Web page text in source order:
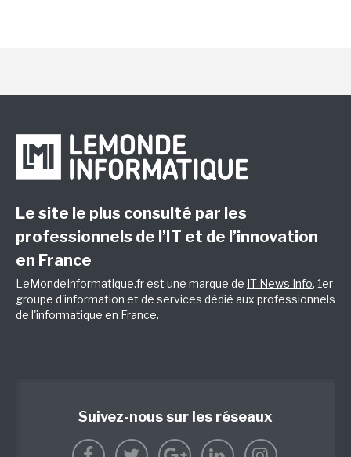
Le site le plus consulté par les
professionnels de l’IT et de l’innovation
en France
LeMondeInformatique.fr est une marque de IT News Info, 1er
groupe d'information et de services dédié aux professionnels
de l'informatique en France.
Suivez-nous sur les réseaux